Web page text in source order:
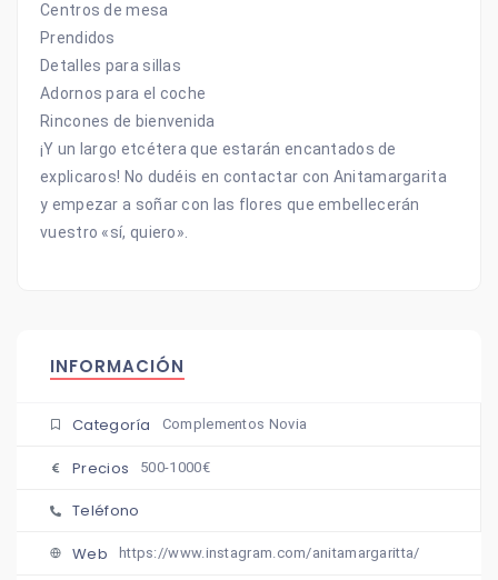
Centros de mesa
Prendidos
Detalles para sillas
Adornos para el coche
Rincones de bienvenida
¡Y un largo etcétera que estarán encantados de
explicaros! No dudéis en contactar con Anitamargarita
y empezar a soñar con las flores que embellecerán
vuestro «sí, quiero».
INFORMACIÓN
Categoría Complementos Novia
Precios 500-1000€
Teléfono
Web https://www.instagram.com/anitamargaritta/